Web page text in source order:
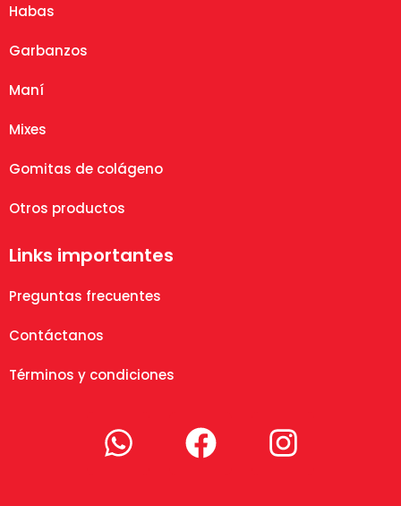
Habas
Garbanzos
Maní
Mixes
Gomitas de colágeno
Otros productos
Links importantes
Preguntas frecuentes
Contáctanos
Términos y condiciones